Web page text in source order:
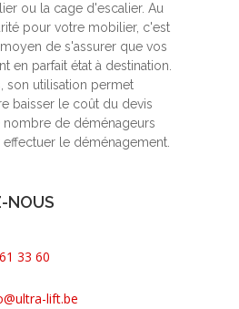
ou la cage d'escalier. Au
pour votre mobilier, c'est
de s'assurer que vos
en parfait état à destination.
son utilisation permet
baisser le coût du devis
de déménageurs
le déménagement.
NOUS
33 60
lift.be